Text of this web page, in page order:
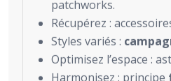
patchworks.
Récupérez :
Styles variés :
Optimisez l’espace :
Harmonisez : principe